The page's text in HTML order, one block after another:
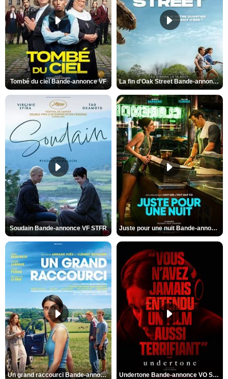
Tombé du ciel Bande-annonce VF La fin d’Oak Street Bande-annonce VO STFR
Soudain Bande-annonce VF STFR Juste pour une nuit Bande-annonce VO STFR
Un grand raccourci Bande-annonce VF Undertone Bande-annonce VO STFR